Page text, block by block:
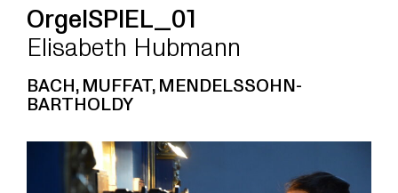
OrgelSPIEL_01
Elisabeth Hubmann
BACH, MUFFAT, MENDELSSOHN-
BARTHOLDY